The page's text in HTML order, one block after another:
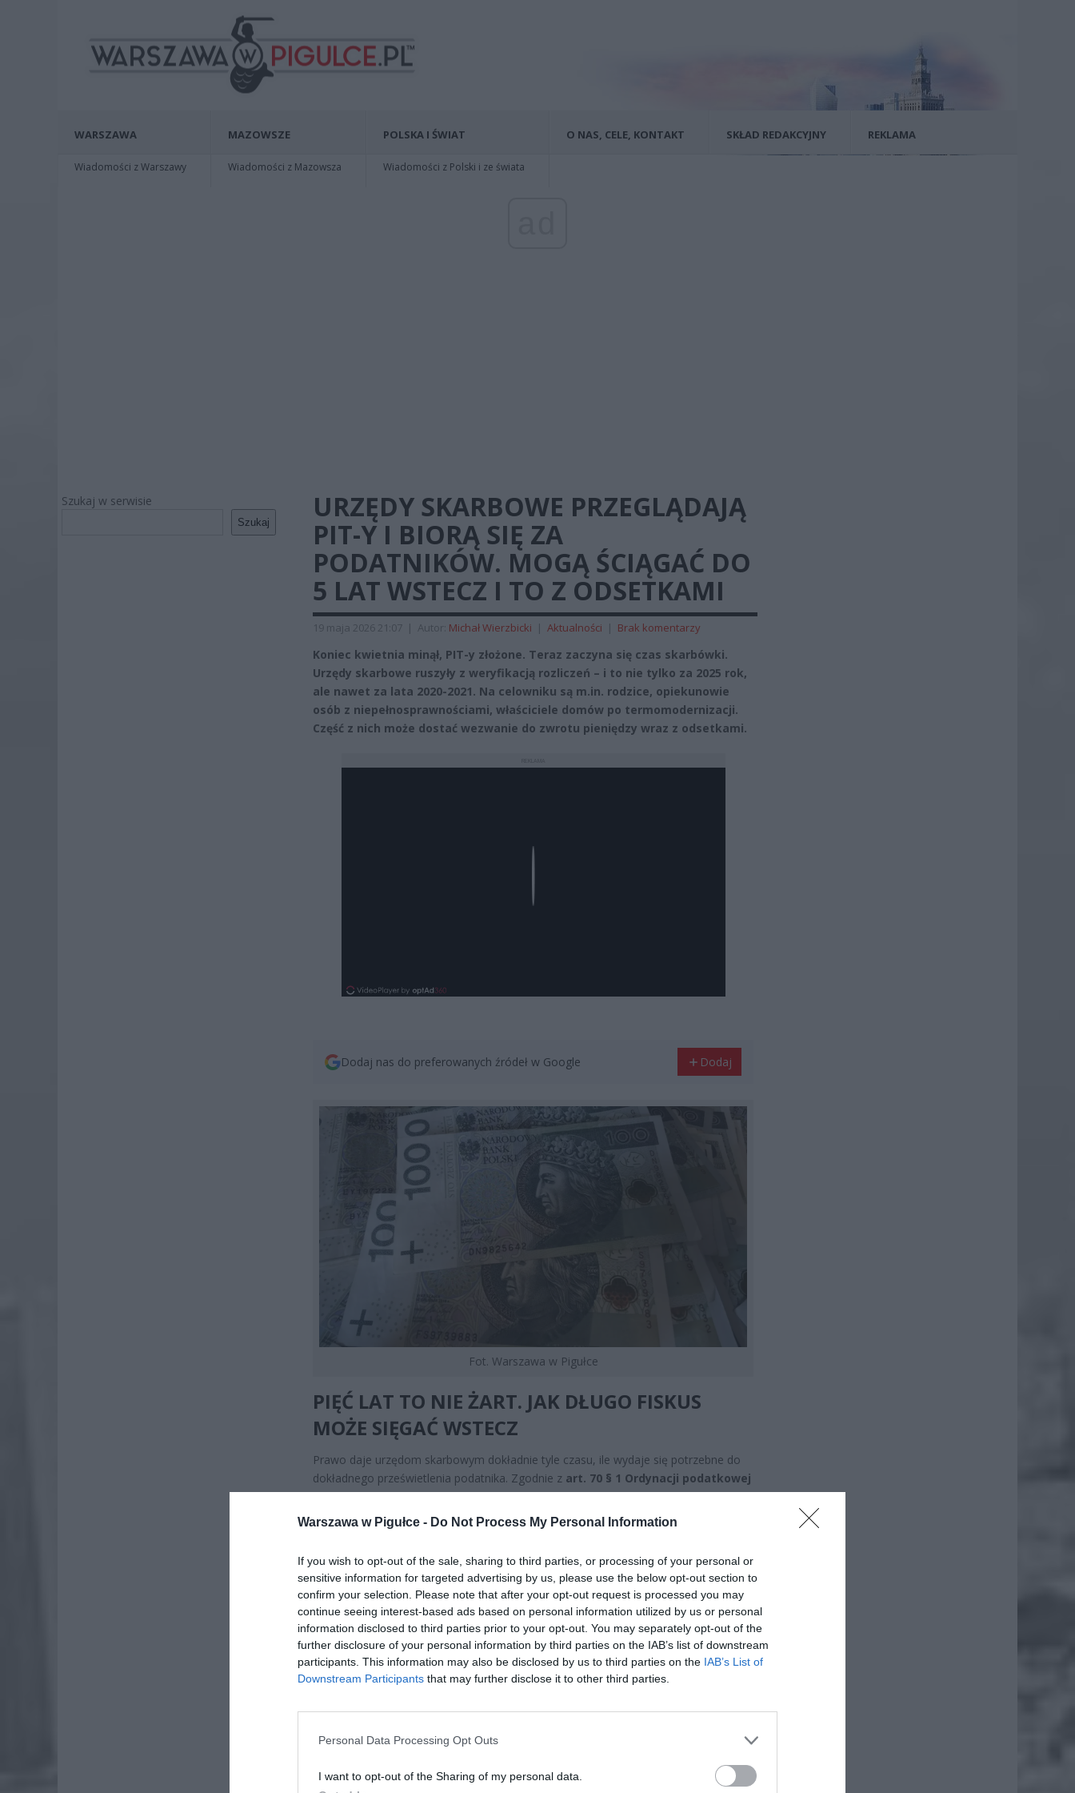
Warszawa w Pigułce - Do Not Process My Personal Information
If you wish to opt-out of the sale, sharing to third parties, or processing of your personal or
sensitive information for targeted advertising by us, please use the below opt-out section to
confirm your selection. Please note that after your opt-out request is processed you may
continue seeing interest-based ads based on personal information utilized by us or personal
information disclosed to third parties prior to your opt-out. You may separately opt-out of the
further disclosure of your personal information by third parties on the IAB’s list of downstream
participants. This information may also be disclosed by us to third parties on the IAB’s List of
Downstream Participants that may further disclose it to other third parties.
Personal Data Processing Opt Outs
I want to opt-out of the Sharing of my personal data.
WARSZAWA
Wiadomości z Warszawy
MAZOWSZE
Wiadomości z Mazowsza
POLSKA I ŚWIAT
Wiadomości z Polski i ze świata
O NAS, CELE, KONTAKT SKŁAD REDAKCYJNY REKLAMA
Szukaj w serwisie
Szukaj
URZĘDY SKARBOWE PRZEGLĄDAJĄ
PIT-Y I BIORĄ SIĘ ZA
PODATNIKÓW. MOGĄ ŚCIĄGAĆ DO
5 LAT WSTECZ I TO Z ODSETKAMI
19 maja 2026 21:07 | Autor: Michał Wierzbicki | Aktualności | Brak komentarzy
Koniec kwietnia minął, PIT-y złożone. Teraz zaczyna się czas skarbówki.
Urzędy skarbowe ruszyły z weryfikacją rozliczeń – i to nie tylko za 2025 rok,
ale nawet za lata 2020-2021. Na celowniku są m.in. rodzice, opiekunowie
osób z niepełnosprawnościami, właściciele domów po termomodernizacji.
Część z nich może dostać wezwanie do zwrotu pieniędzy wraz z odsetkami.
Dodaj nas do preferowanych źródeł w Google Dodaj
Fot. Warszawa w Pigułce
PIĘĆ LAT TO NIE ŻART. JAK DŁUGO FISKUS
MOŻE SIĘGAĆ WSTECZ
Prawo daje urzędom skarbowym dokładnie tyle czasu, ile wydaje się potrzebne do
dokładnego prześwietlenia podatnika. Zgodnie z art. 70 § 1 Ordynacji podatkowej
(Dz.U. 2023 poz. 2383 t.j.)zobowiązanie podatkowe przedawnia się z upływem 5
lat, licząc od końca roku kalendarzowego, w którym upłynął termin płatności
podatku. W praktyce oznacza to, że w 2026 roku urząd może legalnie kontrolować